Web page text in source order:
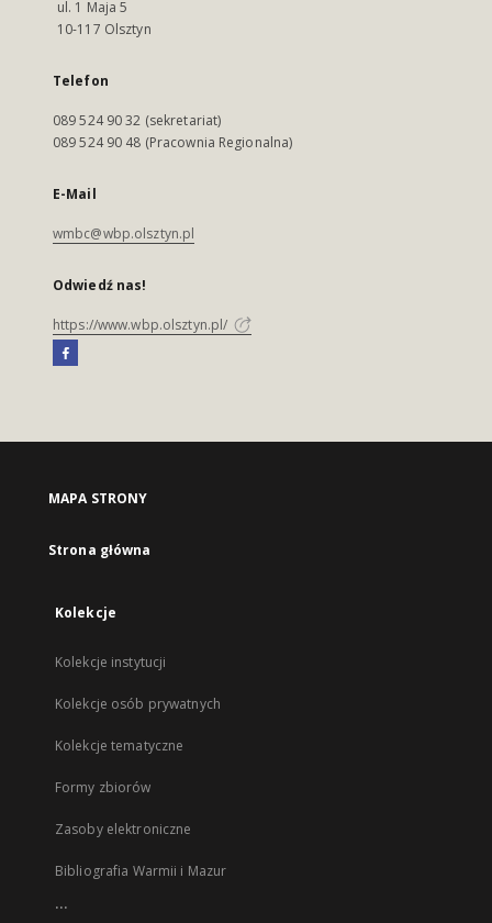
ul. 1 Maja 5
10-117 Olsztyn
Telefon
089 524 90 32 (sekretariat)
089 524 90 48 (Pracownia Regionalna)
E-Mail
wmbc@wbp.olsztyn.pl
Odwiedź nas!
https://www.wbp.olsztyn.pl/
MAPA STRONY
Strona główna
Kolekcje
Kolekcje instytucji
Kolekcje osób prywatnych
Kolekcje tematyczne
Formy zbiorów
Zasoby elektroniczne
Bibliografia Warmii i Mazur
...